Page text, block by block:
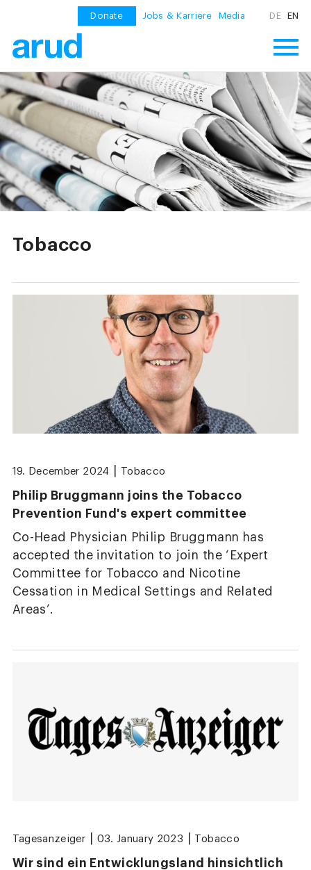
Donate Jobs & Karriere Media DE EN
Tobacco
19. December 2024 Tobacco
Philip Bruggmann joins the Tobacco
Prevention Fund's expert committee
Co-Head Physician Philip Bruggmann has
accepted the invitation to join the ‘Expert
Committee for Tobacco and Nicotine
Cessation in Medical Settings and Related
Areas’.
Tagesanzeiger 03. January 2023 Tobacco
Wir sind ein Entwicklungsland hinsichtlich